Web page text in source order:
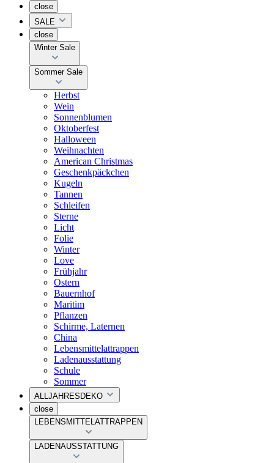
close
SALE
close
Winter Sale
Sommer Sale
Herbst
Wein
Sonnenblumen
Oktoberfest
Halloween
Weihnachten
American Christmas
Geschenkpäckchen
Kugeln
Tannen
Schleifen
Sterne
Licht
Folie
Winter
Love
Frühjahr
Ostern
Bauernhof
Maritim
Pflanzen
Schirme, Laternen
China
Lebensmittelattrappen
Ladenausstattung
Schule
Sommer
ALLJAHRESDEKO
close
LEBENSMITTELATTRAPPEN
LADENAUSSTATTUNG